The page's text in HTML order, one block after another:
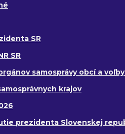
SR
SR
samosprávy obcí a
krajov
prezidenta Slovenskej